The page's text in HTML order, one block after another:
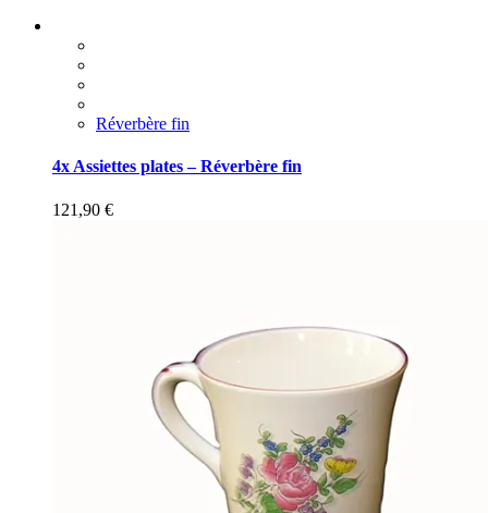
Réverbère fin
4x Assiettes plates – Réverbère fin
121,90 €